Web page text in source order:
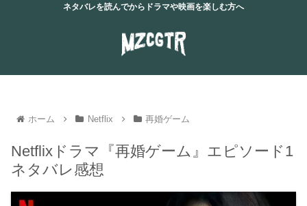
ネタバレを読んでからドラマや映画を楽しむ方へ
ホーム Netflix 再婚ゲーム
Netflixドラマ『再婚ゲーム』エピソード1
ネタバレ感想